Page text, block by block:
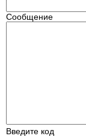
Сообщение
Введите код